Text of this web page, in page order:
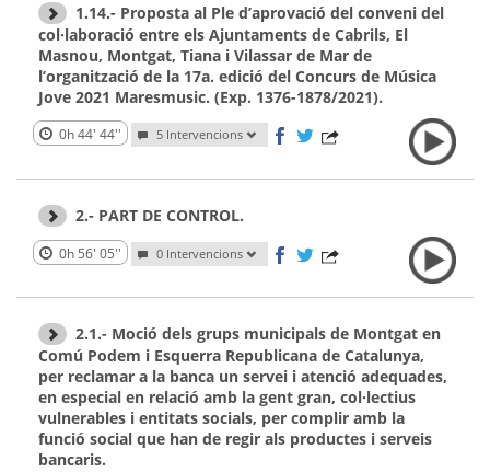
1.14.- Proposta al Ple d’aprovació del conveni del
col·laboració entre els Ajuntaments de Cabrils, El
Masnou, Montgat, Tiana i Vilassar de Mar de
l’organització de la 17a. edició del Concurs de Música
Jove 2021 Maresmusic. (Exp. 1376-1878/2021).
0h 44' 44'' 5 Intervencions
2.- PART DE CONTROL.
0h 56' 05'' 0 Intervencions
2.1.- Moció dels grups municipals de Montgat en
Comú Podem i Esquerra Republicana de Catalunya,
per reclamar a la banca un servei i atenció adequades,
en especial en relació amb la gent gran, col·lectius
vulnerables i entitats socials, per complir amb la
funció social que han de regir als productes i serveis
bancaris.